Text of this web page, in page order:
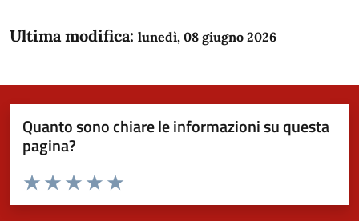
Ultima modifica: lunedì, 08 giugno 2026
Quanto sono chiare le informazioni su questa
pagina?
Domanda
Valuta da 1 a 5 stelle la pagina
Valuta 5 stelle su 5
Valuta 4 stelle su 5
Valuta 3 stelle su 5
Valuta 2 stelle su 5
Valuta 1 stelle su 5